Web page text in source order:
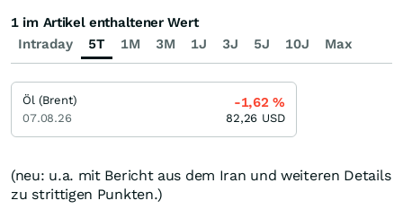
(neu: u.a. mit Bericht aus dem Iran und weiteren Details
zu strittigen Punkten.)
Intraday 5T 1M 3M 1J 3J 5J 10J Max
1 im Artikel enthaltener Wert
Öl (Brent)
07.08.26
-1,62%
82,26 USD